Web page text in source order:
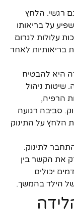
רגשי. הלחץ
על בריאותו
עלולות לגרום
בריאותיות לאחר
היא להבטיח
שיטות ניהול
הרפיה,
סביבה רגועה
הלחץ על התינוק
לתינוק.
את הקשר בין
יכולים
הילד בהמשך.